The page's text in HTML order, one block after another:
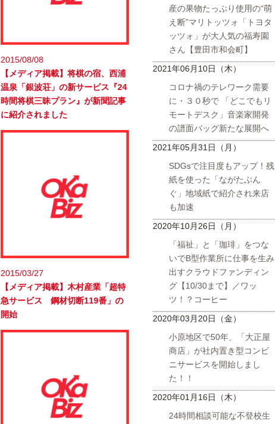
2015/08/08
【メディア掲載】将棋の宿、西浦
温泉「銀波荘」の新サービス『24
時間将棋三昧プラン』が新聞記事
に紹介されました
2015/03/27
【メディア掲載】木村産業「超特
急サービス 鋼材切断119番」の
開始
産の果物たっぷり使用の“萌
え断”マリトッツォ「トヨタ
ッツォ」が大人気の福寿園
さん【豊田市和会町】
2021年06月10日（木）
コロナ禍のテレワーク需要
に・３０秒で 「どこでもリ
モートデスク」音楽家開発
の譜面バッグ新たな展開へ
2021年05月31日（月）
SDGsで注目度もアップ！残
紙を使った「ながたぶん
ぐ」地域紙で紹介され来店
も加速
2020年10月26日（月）
「福祉」と「珈琲」をつな
いでB型作業所に仕事を生み
出すクラウドファンディン
グ【10/30まで】／ワッ
ツ！？コーヒー
2020年03月20日（金）
小原地区で50年、「大正屋
商店」が社内置き型コンビ
ニサービスを開始しまし
た！！
2020年01月16日（木）
24時間相談可能な不登校生